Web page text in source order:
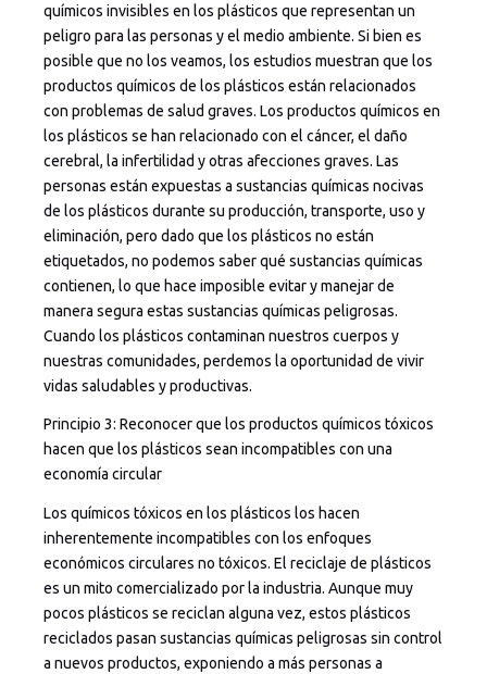
químicos invisibles en los plásticos que representan un
peligro para las personas y el medio ambiente. Si bien es
posible que no los veamos, los estudios muestran que los
productos químicos de los plásticos están relacionados
con problemas de salud graves. Los productos químicos en
los plásticos se han relacionado con el cáncer, el daño
cerebral, la infertilidad y otras afecciones graves. Las
personas están expuestas a sustancias químicas nocivas
de los plásticos durante su producción, transporte, uso y
eliminación, pero dado que los plásticos no están
etiquetados, no podemos saber qué sustancias químicas
contienen, lo que hace imposible evitar y manejar de
manera segura estas sustancias químicas peligrosas.
Cuando los plásticos contaminan nuestros cuerpos y
nuestras comunidades, perdemos la oportunidad de vivir
vidas saludables y productivas.
Principio 3: Reconocer que los productos químicos tóxicos
hacen que los plásticos sean incompatibles con una
economía circular
Los químicos tóxicos en los plásticos los hacen
inherentemente incompatibles con los enfoques
económicos circulares no tóxicos. El reciclaje de plásticos
es un mito comercializado por la industria. Aunque muy
pocos plásticos se reciclan alguna vez, estos plásticos
reciclados pasan sustancias químicas peligrosas sin control
a nuevos productos, exponiendo a más personas a